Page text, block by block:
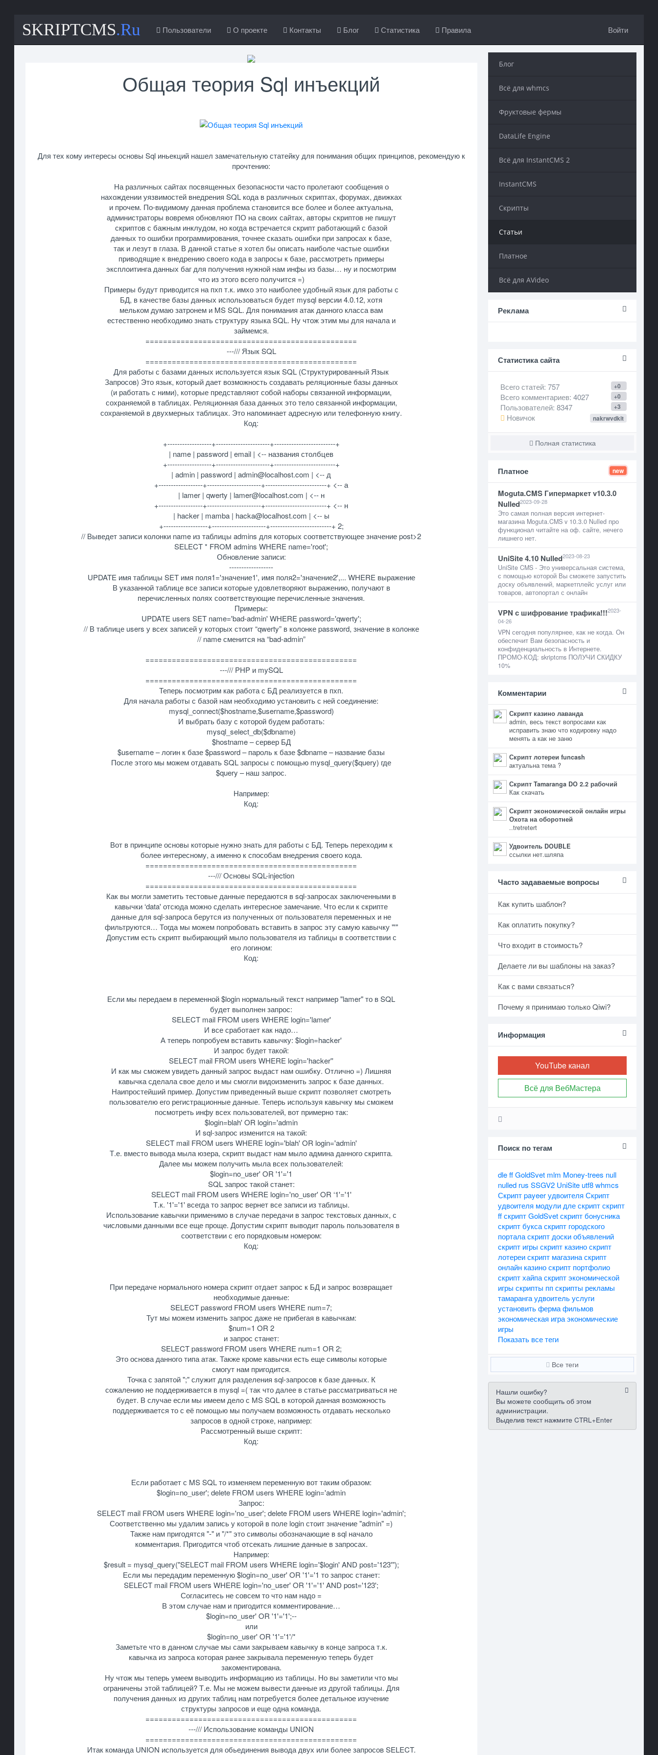
SKRIPTCMS.Ru Пользователи О проекте Контакты Блог Статистика Правила Войти
Общая теория Sql инъекций
Для тех кому интересы основы Sql иньекций нашел замечательную статейку для понимания общих принципов, рекомендую к
прочтению:
На различных сайтах посвященных безопасности часто пролетают сообщения о
нахождении уязвимостей внедрения SQL кода в различных скриптах, форумах, движках
и прочем. По-видимому данная проблема становится все более и более актуальна,
администраторы вовремя обновляют ПО на своих сайтах, авторы скриптов не пишут
скриптов с бажным инклудом, но когда встречается скрипт работающий с базой
данных то ошибки программирования, точнее сказать ошибки при запросах к базе,
так и лезут в глаза. В данной статье я хотел бы описать наиболе частые ошибки
приводящие к внедрению своего кода в запросы к базе, рассмотреть примеры
эксплоитинга данных баг для получения нужной нам инфы из базы… ну и посмотрим
что из этого всего получится =)
Примеры будут приводится на пхп т.к. имхо это наиболее удобный язык для работы с
БД, в качестве базы данных использоваться будет mysql версии 4.0.12, хотя
мельком думаю затронем и MS SQL. Для понимания атак данного класса вам
естественно необходимо знать структуру языка SQL. Ну чтож этим мы для начала и
займемся.
================================================
---/// Язык SQL
================================================
Для работы с базами данных используется язык SQL (Структурированный Язык
Запросов) Это язык, который дает возможность создавать реляционные базы данных
(и работать с ними), которые представляют собой наборы связанной информации,
сохраняемой в таблицах. Реляционная база данных это тело связанной информации,
сохраняемой в двухмерных таблицах. Это напоминает адресную или телефонную книгу.
Код:
+------------------+----------------------+-------------------------+
| name | password | email | <-- названия столбцев
+------------------+----------------------+-------------------------+
| admin | password | admin@localhost.com | <-- д
+------------------+----------------------+-------------------------+ <-- а
| lamer | qwerty | lamer@localhost.com | <-- н
+------------------+----------------------+-------------------------+ <-- н
| hacker | mamba | hacka@localhost.com | <-- ы
+------------------+----------------------+-------------------------+ 2;
// Выведет записи колонки name из таблицы admins для которых соответствующее значение post>2
SELECT * FROM admins WHERE name='root';
Обновление записи:
------------------
UPDATE имя таблицы SET имя поля1='значение1', имя поля2='значение2',... WHERE выражение
В указанной таблице все записи которые удовлетворяют выражению, получают в
перечисленных полях соответствующие перечисленные значения.
Примеры:
UPDATE users SET name='bad-admin' WHERE password='qwerty';
// В таблице users у всех записей у которых стоит “qwerty” в колонке password, значение в колонке
// name сменится на “bad-admin”
================================================
---/// PHP и mySQL
================================================
Теперь посмотрим как работа с БД реализуется в пхп.
Для начала работы с базой нам необходимо установить с ней соединение:
mysql_connect($hostname,$username,$password)
И выбрать базу с которой будем работать:
mysql_select_db($dbname)
$hostname – сервер БД
$username – логин к базе $password – пароль к базе $dbname – название базы
После этого мы можем отдавать SQL запросы с помощью mysql_query($query) где
$query – наш запрос.
Например:
Код:
Вот в принципе основы которые нужно знать для работы с БД. Теперь переходим к
более интересному, а именно к способам внедрения своего кода.
================================================
---/// Основы SQL-injection
================================================
Как вы могли заметить тестовые данные передаются в sql-запросах заключенными в
кавычки ‘data' отсюда можно сделать интересное замечание. Что если к скрипте
данные для sql-запроса берутся из полученных от пользователя переменных и не
фильтруются… Тогда мы можем попробовать вставить в запрос эту самую кавычку "'"
Допустим есть скрипт выбирающий мыло пользователя из таблицы в соответствии с
его логином:
Код:
Если мы передаем в переменной $login нормальный текст например "lamer" то в SQL
будет выполнен запрос:
SELECT mail FROM users WHERE login='lamer'
И все сработает как надо…
А теперь попробуем вставить кавычку: $login=hacker'
И запрос будет такой:
SELECT mail FROM users WHERE login='hacker''
И как мы сможем увидеть данный запрос выдаст нам ошибку. Отлично =) Лишняя
кавычка сделала свое дело и мы смогли видоизменить запрос к базе данных.
Наипростейший пример. Допустим приведенный выше скрипт позволяет смотреть
пользователю его регистрационные данные. Теперь используя кавычку мы сможем
посмотреть инфу всех пользователей, вот примерно так:
$login=blah' OR login='admin
И sql-запрос изменится на такой:
SELECT mail FROM users WHERE login='blah' OR login='admin'
Т.е. вместо вывода мыла юзера, скрипт выдаст нам мыло админа данного скрипта.
Далее мы можем получить мыла всех пользователей:
$login=no_user' OR '1'='1
SQL запрос такой станет:
SELECT mail FROM users WHERE login='no_user' OR ‘1'='1'
Т.к. '1'='1' всегда то запрос вернет все записи из таблицы.
Использование кавычки применимо в случае передачи в запрос текстовых данных, с
числовыми данными все еще проще. Допустим скрипт выводит пароль пользователя в
соответствии с его порядковым номером:
Код:
При передаче нормального номера скрипт отдает запрос к БД и запрос возвращает
необходимые данные:
SELECT password FROM users WHERE num=7;
Тут мы можем изменить запрос даже не прибегая в кавычкам:
$num=1 OR 2
и запрос станет:
SELECT password FROM users WHERE num=1 OR 2;
Это основа данного типа атак. Также кроме кавычки есть еще символы которые
смогут нам пригодится.
Точка с запятой ";" служит для разделения sql-запросов к базе данных. К
сожалению не поддерживается в mysql =( так что далее в статье рассматриваться не
будет. В случае если мы имеем дело с MS SQL в которой данная возможность
поддерживается то с её помощью мы получаем возможность отдавать несколько
запросов в одной строке, например:
Рассмотренный выше скрипт:
Код:
Если работает с MS SQL то изменяем переменную вот таким образом:
$login=no_user'; delete FROM users WHERE login='admin
Запрос:
SELECT mail FROM users WHERE login='no_user'; delete FROM users WHERE login='admin';
Соответственно мы удалим запись у которой в поле login стоит значение "admin" =)
Также нам пригодятся "-" и "/*" это символы обозначающие в sql начало
комментария. Пригодится чтоб отсекать лишние данные в запросах.
Например:
$result = mysql_query("SELECT mail FROM users WHERE login='$login' AND post='123'");
Если мы передадим переменную $login=no_user' OR '1'='1 то запрос станет:
SELECT mail FROM users WHERE login='no_user' OR '1'='1' AND post='123';
Согласитесь не совсем то что нам надо =
В этом случае нам и пригодится комментирование…
$login=no_user' OR '1'='1';--
или
$login=no_user' OR '1'='1'/*
Заметьте что в данном случае мы сами закрываем кавычку в конце запроса т.к.
кавычка из запроса которая ранее закрывала переменную теперь будет
закоментирована.
Ну чтож мы теперь умеем выводить информацию из таблицы. Но вы заметили что мы
ограничены этой таблицей? Т.е. Мы не можем вывести данные из другой таблицы. Для
получения данных из других таблиц нам потребуется более детальное изучение
структуры запросов и еще одна команда.
================================================
---/// Использование команды UNION
================================================
Итак команда UNION используется для обьединения вывода двух или более запросов SELECT.
Блог
Всё для whmcs
Фруктовые фермы
DataLife Engine
Всё для InstantCMS 2
InstantCMS
Скрипты
Статьи
Платное
Всё для AVideo
Реклама
Статистика сайта
+0
Всего статей: 757
+0
Всего комментариев: 4027
+3
Пользователей: 8347
Новичок
nakrwvdkit
Полная статистика
Платное new
Moguta.CMS Гипермаркет v10.3.0
Nulled2023-09-28
Это самая полная версия интернет-
магазина Moguta.CMS v 10.3.0 Nulled про
функционал читайте на оф. сайте, нечего
лишнего нет.
UniSite 4.10 Nulled2023-08-23
UniSite CMS - Это универсальная система,
с помощью которой Вы сможете запустить
доску объявлений, маркетплейс услуг или
товаров, автопортал с онлайн
VPN с шифрование трафика!!!2023-
04-26
VPN сегодня популярнее, как не когда. Он
обеспечит Вам безопасность и
конфиденциальность в Интернете.
ПРОМО-КОД: skriptcms ПОЛУЧИ СКИДКУ
10%
Комментарии
Скрипт казино лаванда
admin, весь текст вопросами как
исправить знаю что кодировку надо
менять а как не заню
Скрипт лотереи funcash
актуальна тема ?
Скрипт Tamaranga DO 2.2 рабочий
Как скачать
Скрипт экономической онлайн игры
Охота на оборотней
..tretretert
Удвоитель DOUBLE
ссылки нет.шляпа
Часто задаваемые вопросы
Как купить шаблон?
Как оплатить покупку?
Что входит в стоимость?
Делаете ли вы шаблоны на заказ?
Как с вами связаться?
Почему я принимаю только Qiwi?
Информация
YouTube канал
Всё для ВебМастера
Поиск по тегам
dle ff GoldSvet mlm Money-trees null
nulled rus SSGV2 UniSite utf8 whmcs
Скрипт payeer удвоителя Скрипт
удвоителя модули дле скрипт скрипт
ff скрипт GoldSvet скрипт бонусника
скрипт букса скрипт городского
портала скрипт доски объявлений
скрипт игры скрипт казино скрипт
лотереи скрипт магазина скрипт
онлайн казино скрипт портфолио
скрипт хайпа скрипт экономической
игры скрипты пп скрипты рекламы
тамаранга удвоитель услуги
установить ферма фильмов
экономическая игра экономические
игры
Показать все теги
Все теги
Нашли ошибку?
Вы можете сообщить об этом
администрации.
Выделив текст нажмите CTRL+Enter